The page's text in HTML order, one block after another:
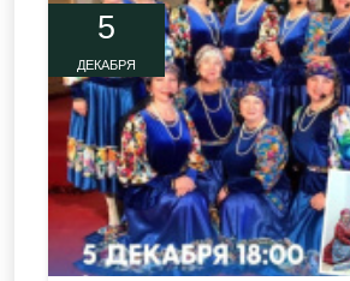
5
ДЕКАБРЯ